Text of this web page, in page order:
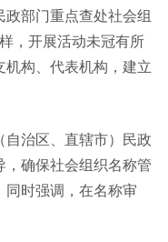
部门重点查处社会组
，开展活动未冠有所
机构、代表机构，建立
自治区、直辖市）民政
确保社会组织名称管
同时强调，在名称审